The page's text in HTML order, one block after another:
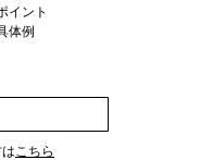
イント
体例
こちら